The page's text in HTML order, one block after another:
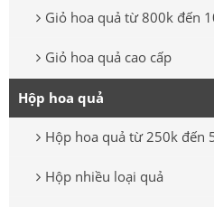
Giỏ hoa quả từ 800k đến
Giỏ hoa quả cao cấp
Hộp hoa quả
Hộp hoa quả từ 250k đến
Hộp nhiều loại quả